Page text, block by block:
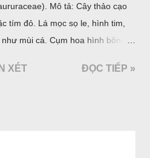
Mô tả: Cây thảo cạo
tím đỏ. Lá mọc sọ le, hình tim,
mùi cá. Cụm hoa hình bông
Mùa hoa quả: tháng 5 – 7.
XÉT ĐỌC TIẾP »